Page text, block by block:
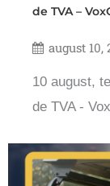
de TVA –
august 10,
10 august,
de TVA -